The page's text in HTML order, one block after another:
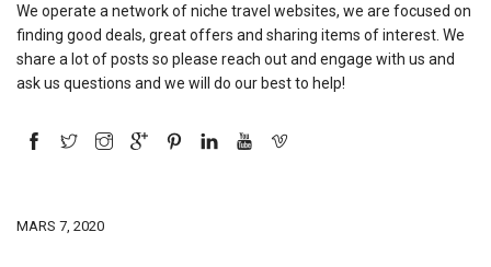
We operate a network of niche travel websites, we are focused on
finding good deals, great offers and sharing items of interest. We
share a lot of posts so please reach out and engage with us and
ask us questions and we will do our best to help!
MARS 7, 2020